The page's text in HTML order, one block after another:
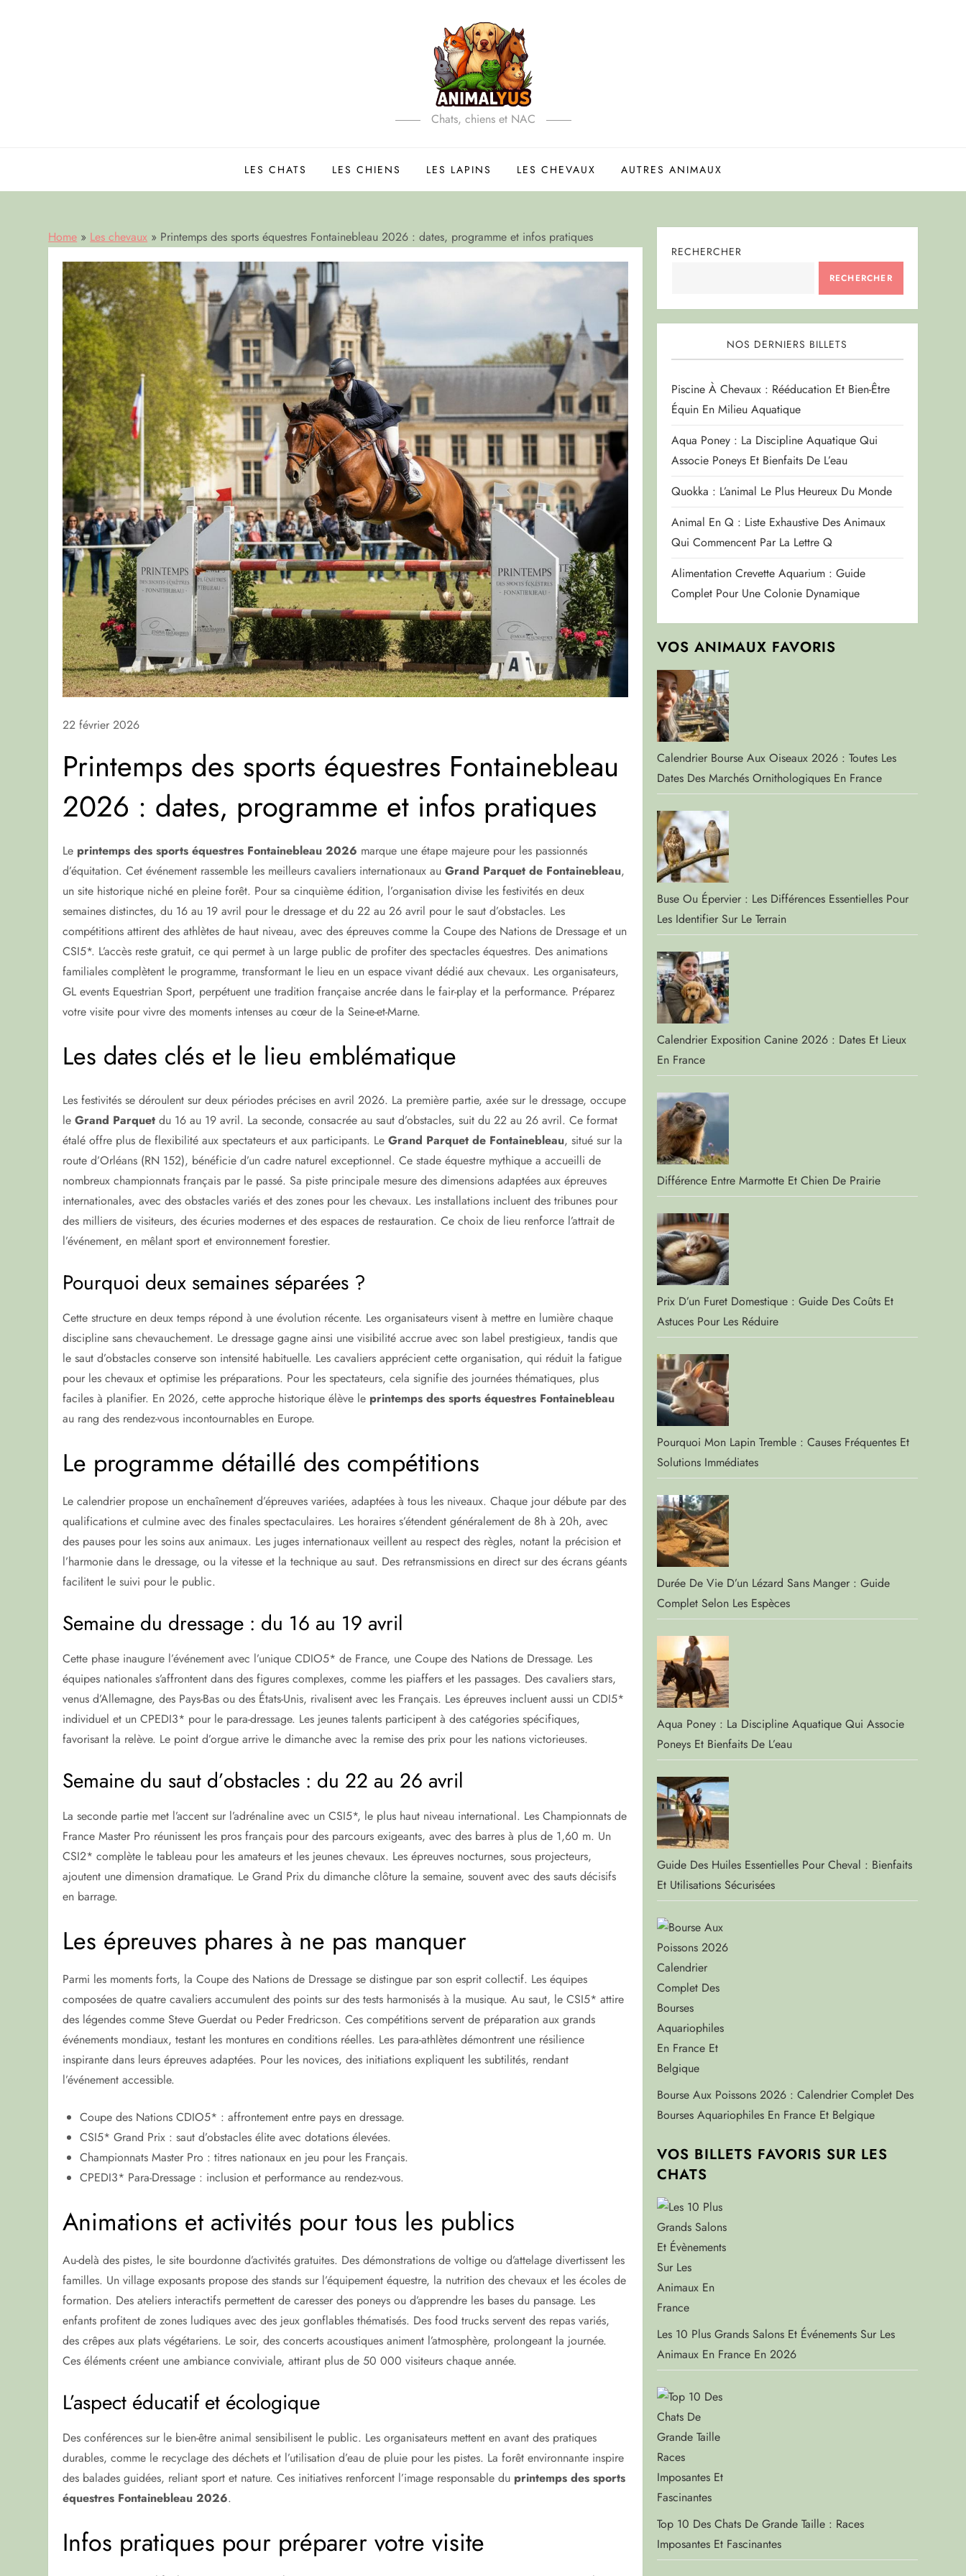
Chats, chiens et NAC
LES CHATS LES CHIENS LES LAPINS LES CHEVAUX AUTRES ANIMAUX
Home » Les chevaux » Printemps des sports équestres Fontainebleau 2026 : dates, programme et infos pratiques
22 février 2026
Printemps des sports équestres Fontainebleau
2026 : dates, programme et infos pratiques
Le printemps des sports équestres Fontainebleau 2026 marque une étape majeure pour les passionnés
d’équitation. Cet événement rassemble les meilleurs cavaliers internationaux auGrand Parquet de Fontainebleau,
un site historique niché en pleine forêt. Pour sa cinquième édition, l’organisation divise les festivités en deux
semaines distinctes, du 16 au 19 avril pour le dressage et du 22 au 26 avril pour le saut d’obstacles. Les
compétitions attirent des athlètes de haut niveau, avec des épreuves comme la Coupe des Nations de Dressage et un
CSI5*. L’accès reste gratuit, ce qui permet à un large public de profiter des spectacles équestres. Des animations
familiales complètent le programme, transformant le lieu en un espace vivant dédié aux chevaux. Les organisateurs,
GL events Equestrian Sport, perpétuent une tradition française ancrée dans le fair-play et la performance. Préparez
votre visite pour vivre des moments intenses au cœur de la Seine-et-Marne.
Les dates clés et le lieu emblématique
Les festivités se déroulent sur deux périodes précises en avril 2026. La première partie, axée sur le dressage, occupe
leGrand Parquet du 16 au 19 avril. La seconde, consacrée au saut d’obstacles, suit du 22 au 26 avril. Ce format
étalé offre plus de flexibilité aux spectateurs et aux participants. LeGrand Parquet de Fontainebleau, situé sur la
route d’Orléans (RN 152), bénéficie d’un cadre naturel exceptionnel. Ce stade équestre mythique a accueilli de
nombreux championnats français par le passé. Sa piste principale mesure des dimensions adaptées aux épreuves
internationales, avec des obstacles variés et des zones pour les chevaux. Les installations incluent des tribunes pour
des milliers de visiteurs, des écuries modernes et des espaces de restauration. Ce choix de lieu renforce l’attrait de
l’événement, en mêlant sport et environnement forestier.
Pourquoi deux semaines séparées ?
Cette structure en deux temps répond à une évolution récente. Les organisateurs visent à mettre en lumière chaque
discipline sans chevauchement. Le dressage gagne ainsi une visibilité accrue avec son label prestigieux, tandis que
le saut d’obstacles conserve son intensité habituelle. Les cavaliers apprécient cette organisation, qui réduit la fatigue
pour les chevaux et optimise les préparations. Pour les spectateurs, cela signifie des journées thématiques, plus
faciles à planifier. En 2026, cette approche historique élève le printemps des sports équestres Fontainebleau
au rang des rendez-vous incontournables en Europe.
Le programme détaillé des compétitions
Le calendrier propose un enchaînement d’épreuves variées, adaptées à tous les niveaux. Chaque jour débute par des
qualifications et culmine avec des finales spectaculaires. Les horaires s’étendent généralement de 8h à 20h, avec
des pauses pour les soins aux animaux. Les juges internationaux veillent au respect des règles, notant la précision et
l’harmonie dans le dressage, ou la vitesse et la technique au saut. Des retransmissions en direct sur des écrans géants
facilitent le suivi pour le public.
Semaine du dressage : du 16 au 19 avril
Cette phase inaugure l’événement avec l’unique CDIO5* de France, une Coupe des Nations de Dressage. Les
équipes nationales s’affrontent dans des figures complexes, comme les piaffers et les passages. Des cavaliers stars,
venus d’Allemagne, des Pays-Bas ou des États-Unis, rivalisent avec les Français. Les épreuves incluent aussi un CDI5*
individuel et un CPEDI3* pour le para-dressage. Les jeunes talents participent à des catégories spécifiques,
favorisant la relève. Le point d’orgue arrive le dimanche avec la remise des prix pour les nations victorieuses.
Semaine du saut d’obstacles : du 22 au 26 avril
La seconde partie met l’accent sur l’adrénaline avec un CSI5*, le plus haut niveau international. Les Championnats de
France Master Pro réunissent les pros français pour des parcours exigeants, avec des barres à plus de 1,60 m. Un
CSI2* complète le tableau pour les amateurs et les jeunes chevaux. Les épreuves nocturnes, sous projecteurs,
ajoutent une dimension dramatique. Le Grand Prix du dimanche clôture la semaine, souvent avec des sauts décisifs
en barrage.
Les épreuves phares à ne pas manquer
Parmi les moments forts, la Coupe des Nations de Dressage se distingue par son esprit collectif. Les équipes
composées de quatre cavaliers accumulent des points sur des tests harmonisés à la musique. Au saut, le CSI5* attire
des légendes comme Steve Guerdat ou Peder Fredricson. Ces compétitions servent de préparation aux grands
événements mondiaux, testant les montures en conditions réelles. Les para-athlètes démontrent une résilience
inspirante dans leurs épreuves adaptées. Pour les novices, des initiations expliquent les subtilités, rendant
l’événement accessible.
Coupe des Nations CDIO5* : affrontement entre pays en dressage.
CSI5* Grand Prix : saut d’obstacles élite avec dotations élevées.
Championnats Master Pro : titres nationaux en jeu pour les Français.
CPEDI3* Para-Dressage : inclusion et performance au rendez-vous.
Animations et activités pour tous les publics
Au-delà des pistes, le site bourdonne d’activités gratuites. Des démonstrations de voltige ou d’attelage divertissent les
familles. Un village exposants propose des stands sur l’équipement équestre, la nutrition des chevaux et les écoles de
formation. Des ateliers interactifs permettent de caresser des poneys ou d’apprendre les bases du pansage. Les
enfants profitent de zones ludiques avec des jeux gonflables thématisés. Des food trucks servent des repas variés,
des crêpes aux plats végétariens. Le soir, des concerts acoustiques animent l’atmosphère, prolongeant la journée.
Ces éléments créent une ambiance conviviale, attirant plus de 50 000 visiteurs chaque année.
L’aspect éducatif et écologique
Des conférences sur le bien-être animal sensibilisent le public. Les organisateurs mettent en avant des pratiques
durables, comme le recyclage des déchets et l’utilisation d’eau de pluie pour les pistes. La forêt environnante inspire
des balades guidées, reliant sport et nature. Ces initiatives renforcent l’image responsable du printemps des sports
équestres Fontainebleau 2026.
Infos pratiques pour préparer votre visite
RECHERCHER
RECHERCHER
NOS DERNIERS BILLETS
Piscine À Chevaux : Rééducation Et Bien-Être
Équin En Milieu Aquatique
Aqua Poney : La Discipline Aquatique Qui
Associe Poneys Et Bienfaits De L’eau
Quokka : L’animal Le Plus Heureux Du Monde
Animal En Q : Liste Exhaustive Des Animaux
Qui Commencent Par La Lettre Q
Alimentation Crevette Aquarium : Guide
Complet Pour Une Colonie Dynamique
VOS ANIMAUX FAVORIS
Calendrier Bourse Aux Oiseaux 2026 : Toutes Les
Dates Des Marchés Ornithologiques En France
Buse Ou Épervier : Les Différences Essentielles Pour
Les Identifier Sur Le Terrain
Calendrier Exposition Canine 2026 : Dates Et Lieux
En France
Différence Entre Marmotte Et Chien De Prairie
Prix D’un Furet Domestique : Guide Des Coûts Et
Astuces Pour Les Réduire
Pourquoi Mon Lapin Tremble : Causes Fréquentes Et
Solutions Immédiates
Durée De Vie D’un Lézard Sans Manger : Guide
Complet Selon Les Espèces
Aqua Poney : La Discipline Aquatique Qui Associe
Poneys Et Bienfaits De L’eau
Guide Des Huiles Essentielles Pour Cheval : Bienfaits
Et Utilisations Sécurisées
Bourse Aux Poissons 2026 : Calendrier Complet Des
Bourses Aquariophiles En France Et Belgique
VOS BILLETS FAVORIS SUR LES
CHATS
Les 10 Plus Grands Salons Et Événements Sur Les
Animaux En France En 2026
Top 10 Des Chats De Grande Taille : Races
Imposantes Et Fascinantes